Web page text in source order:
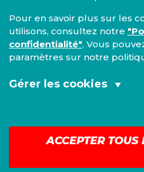
Pour en savoir plus sur les
utilisons, consultez notre
confidentialité". Vous
paramètres sur notre
Gérer les cookies
ACCEPTER TOUS
consacre à la recherche sur
économique, social, financier,
éthique, juridique et
IEV
1000 Bruxelles